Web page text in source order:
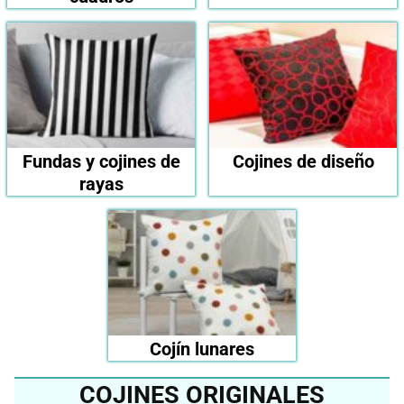
Fundas y cojines de
rayas
Cojines de diseño
Cojín lunares
COJINES ORIGINALES